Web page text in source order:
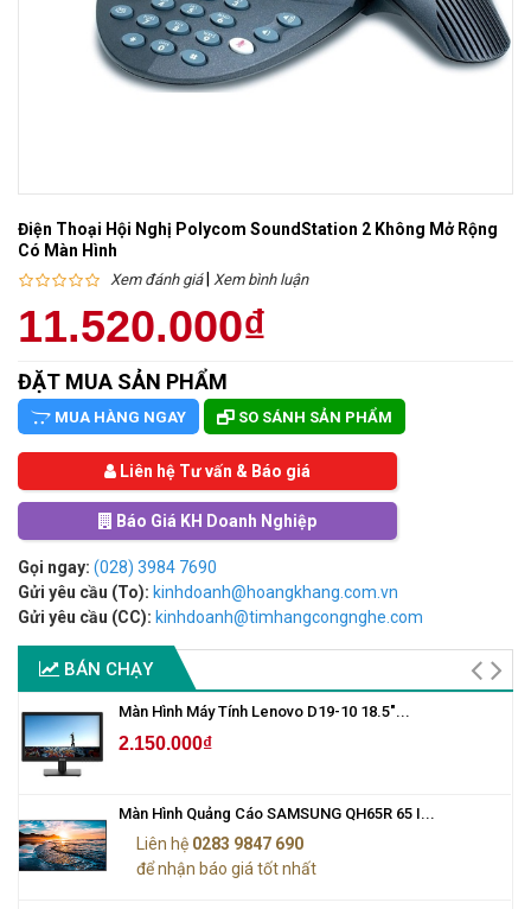
Điện Thoại Hội Nghị Polycom SoundStation 2 Không Mở Rộng
Có Màn Hình
Xem đánh giá| Xem bình luận
11.520.000₫
ĐẶT MUA SẢN PHẨM
MUA HÀNG NGAY SO SÁNH SẢN PHẨM
Liên hệ Tư vấn & Báo giá
Báo Giá KH Doanh Nghiệp
Gọi ngay: (028) 3984 7690
Gửi yêu cầu (To): kinhdoanh@hoangkhang.com.vn
Gửi yêu cầu (CC): kinhdoanh@timhangcongnghe.com
BÁN CHẠY
Màn Hình Máy Tính Lenovo D19-10 18.5"...
2.150.000₫
Màn Hình Quảng Cáo SAMSUNG QH65R 65 I...
Liên hệ 0283 9847 690
để nhận báo giá tốt nhất